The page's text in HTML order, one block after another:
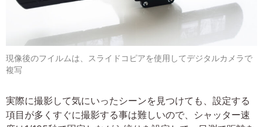
現像後のフイルムは、スライドコピアを使用してデジタルカメラで
複写
実際に撮影して気にいったシーンを見つけても、設定する
項目が多くすぐに撮影する事は難しいので、シャッター速